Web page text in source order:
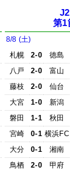
J2
第1
8/8 (土)
札幌
2-0
徳島
八戸
2-0
富山
藤枝
2-0
仙台
大宮
1-0
新潟
磐田
1-1
秋田
宮崎
0-1 横浜FC
大分
0-1
湘南
鳥栖
2-0
甲府